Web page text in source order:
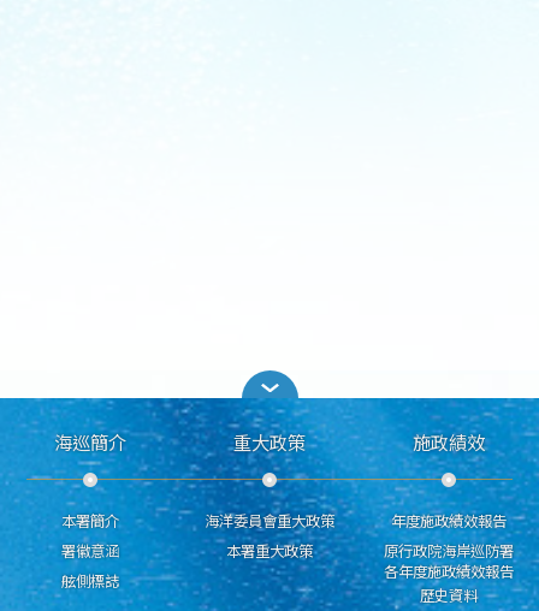
海巡簡介
本署簡介
署徽意涵
舷側標誌
重大政策
海洋委員會重大政策
本署重大政策
施政績效
年度施政績效報告
原行政院海岸巡防署
各年度施政績效報告
歷史資料